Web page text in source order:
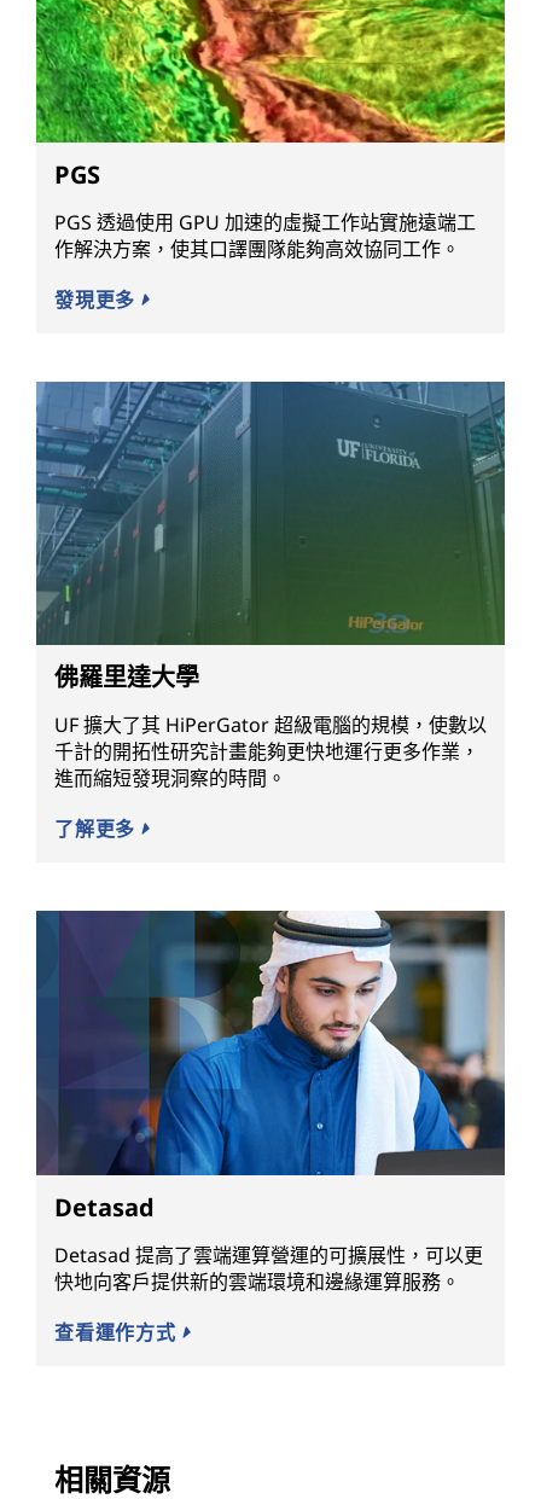
PGS
PGS 透過使用 GPU 加速的虛擬工作站實施遠端工
作解決方案，使其口譯團隊能夠高效協同工作。
發現更多
佛羅里達大學
UF 擴大了其 HiPerGator 超級電腦的規模，使數以
千計的開拓性研究計畫能夠更快地運行更多作業，
進而縮短發現洞察的時間。
了解更多
Detasad
Detasad 提高了雲端運算營運的可擴展性，可以更
快地向客戶提供新的雲端環境和邊緣運算服務。
查看運作方式
相關資源